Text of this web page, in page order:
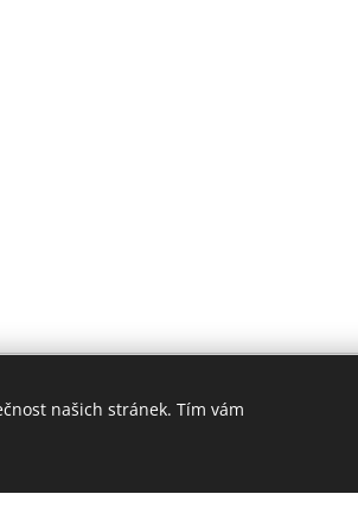
našich stránek. Tím vám